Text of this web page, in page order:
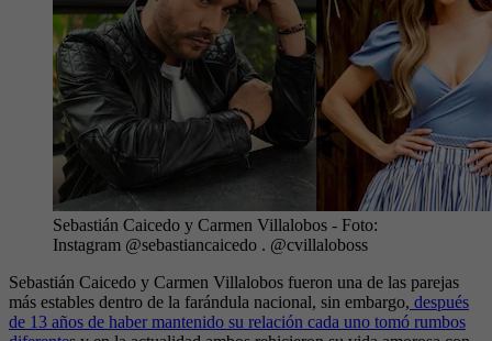
Sebastián Caicedo y Carmen Villalobos - Foto:
Instagram @sebastiancaicedo . @cvillaloboss
Sebastián Caicedo y Carmen Villalobos fueron una de las parejas
más estables dentro de la farándula nacional, sin embargo, después
de 13 años de haber mantenido su relación cada uno tomó rumbos